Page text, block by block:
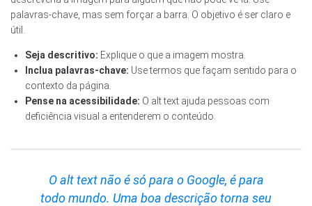
palavras-chave, mas sem forçar a barra. O objetivo é ser claro e
útil.
Seja descritivo: Explique o que a imagem mostra.
Inclua palavras-chave: Use termos que façam sentido para o
contexto da página.
Pense na acessibilidade: O alt text ajuda pessoas com
deficiência visual a entenderem o conteúdo.
O alt text não é só para o Google, é para
todo mundo. Uma boa descrição torna seu